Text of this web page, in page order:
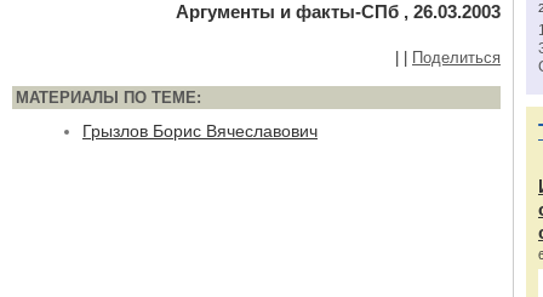
Аргументы и факты-СПб , 26.03.2003
Поделиться
МАТЕРИАЛЫ ПО ТЕМЕ:
Грызлов Борис Вячеславович